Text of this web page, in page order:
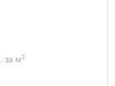
за м2